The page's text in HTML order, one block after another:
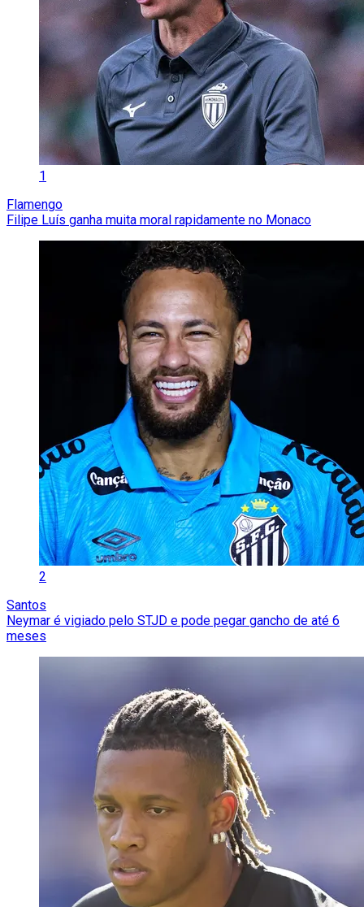
1
Flamengo
Filipe Luís ganha muita moral rapidamente no Monaco
2
Santos
Neymar é vigiado pelo STJD e pode pegar gancho de até 6
meses